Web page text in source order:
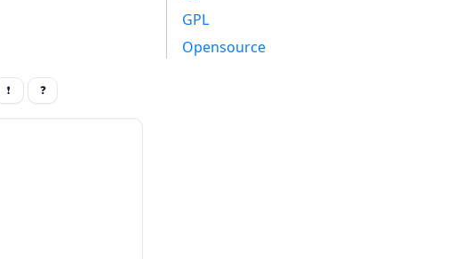
❗ ❓
GPL
Opensource